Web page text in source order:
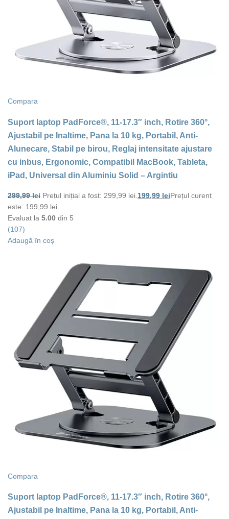
Compara
Suport laptop PadForce®, 11-17.3″ inch, Rotire 360°,
Ajustabil pe Inaltime, Pana la 10 kg, Portabil, Anti-
Alunecare, Stabil pe birou, Reglaj intensitate ajustare
cu inbus, Ergonomic, Compatibil MacBook, Tableta,
iPad, Universal din Aluminiu Solid – Argintiu
299,99lei Prețul inițial a fost: 299,99 lei. 199,99 leiPrețul curent
este: 199,99 lei.
Evaluat la 5.00 din 5
(107)
Adaugă în coș
Compara
Suport laptop PadForce®, 11-17.3″ inch, Rotire 360°,
Ajustabil pe Inaltime, Pana la 10 kg, Portabil, Anti-